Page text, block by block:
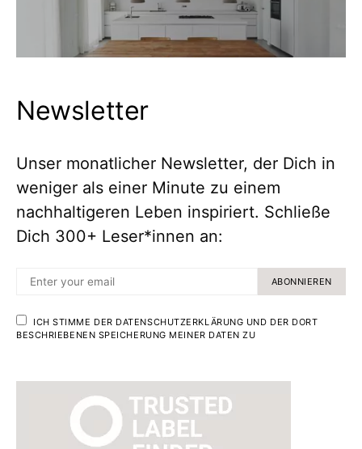
Newsletter
Unser monatlicher Newsletter, der Dich in
weniger als einer Minute zu einem
nachhaltigeren Leben inspiriert. Schließe
Dich 300+ Leser*innen an:
ABONNIEREN
ICH STIMME DER DATENSCHUTZERKLÄRUNG UND DER DORT
BESCHRIEBENEN SPEICHERUNG MEINER DATEN ZU